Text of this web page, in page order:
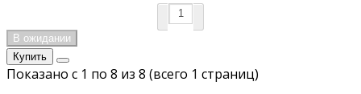
В ожидании
Купить
Показано с 1 по 8 из 8 (всего 1 страниц)